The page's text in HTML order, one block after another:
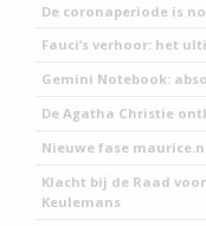
De coronaperiode is
Fauci’s verhoor: het
Gemini Notebook:
De Agatha Christie
Nieuwe fase
Klacht bij de Raad
Keulemans